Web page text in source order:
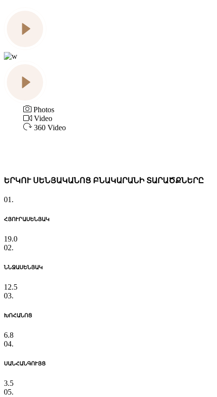
Photos
Video
360 Video
ԵՐԿՈՒ ՍԵՆՅԱԿԱՆՈՑ ԲՆԱԿԱՐԱՆԻ ՏԱՐԱԾՔՆԵՐԸ
01.
ՀՅՈՒՐԱՍԵՆՅԱԿ
19.0
02.
ՆՆՋԱՍԵՆՅԱԿ
12.5
03.
ԽՈՀԱՆՈՑ
6.8
04.
ՍԱՆՀԱՆԳՈՒՅՑ
3.5
05.